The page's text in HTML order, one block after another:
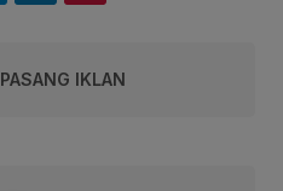
PASANG IKLAN